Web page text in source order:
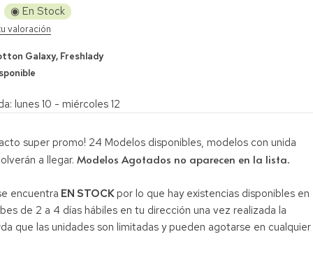
◉ En Stock
valoración
Galaxy, Freshlady
lunes 10 - miércoles 12
super promo! 24 Modelos disponibles, modelos con unida
a llegar.Modelos Agotados no aparecen en la lista.
encuentra EN STOCKpor lo que hay existencias disponibles en
de 2 a 4 días hábiles en tu dirección una vez realizada la
que las unidades son limitadas y pueden agotarse en cualquier